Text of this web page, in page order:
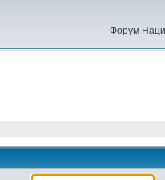
Форум